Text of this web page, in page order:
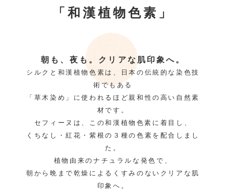
「和漢植物色素」
朝も、夜も。クリアな肌印象へ。
シルクと和漢植物色素は、日本の伝統的な染色技
術でもある
「草木染め」に使われるほど親和性の高い自然素
材です。
セフィーヌは、この和漢植物色素に着目し、
くちなし・紅花・紫根の３種の色素を配合しまし
た。
植物由来のナチュラルな発色で、
朝から晩まで乾燥によるくすみのないクリアな肌
印象へ。